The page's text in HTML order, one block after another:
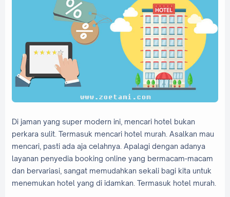
Di jaman yang super modern ini, mencari hotel bukan
perkara sulit. Termasuk mencari hotel murah. Asalkan mau
mencari, pasti ada aja celahnya. Apalagi dengan adanya
layanan penyedia booking online yang bermacam-macam
dan bervariasi, sangat memudahkan sekali bagi kita untuk
menemukan hotel yang di idamkan. Termasuk hotel murah.